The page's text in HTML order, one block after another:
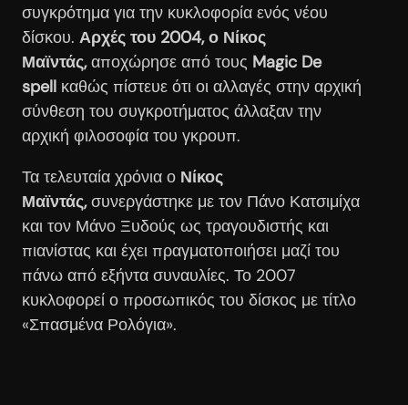
συγκρότημα για την κυκλοφορία ενός νέου
δίσκου. Αρχές του 2004, ο Νίκος
Μαϊντάς,αποχώρησε από τους Magic De
spell καθώς πίστευε ότι οι αλλαγές στην αρχική
σύνθεση του συγκροτήματος άλλαξαν την
αρχική φιλοσοφία του γκρουπ.
Τα τελευταία χρόνια ο Νίκος
Μαϊντάς,συνεργάστηκε με τον Πάνο Κατσιμίχα
και τον Μάνο Ξυδούς ως τραγουδιστής και
πιανίστας και έχει πραγματοποιήσει μαζί του
πάνω από εξήντα συναυλίες. Το 2007
κυκλοφορεί ο προσωπικός του δίσκος με τίτλο
«Σπασμένα Ρολόγια».